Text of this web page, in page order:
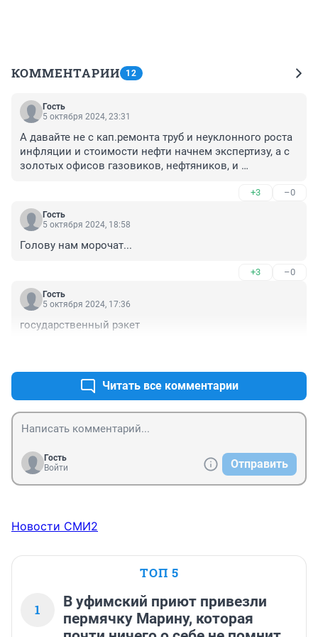
КОММЕНТАРИИ 12
Гость
5 октября 2024, 23:31
А давайте не с кап.ремонта труб и неуклонного роста
инфляции и стоимости нефти начнем экспертизу, а с
золотых офисов газовиков, нефтяников, и
+3 –0
Гость
5 октября 2024, 18:58
Голову нам морочат...
+3 –0
Гость
5 октября 2024, 17:36
государственный рэкет
Читать все комментарии
Гость
Войти
Отправить
Новости СМИ2
ТОП 5
1
В уфимский приют привезли
пермячку Марину, которая